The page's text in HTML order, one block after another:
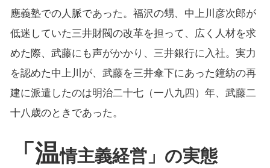
應義塾での人脈であった。福沢の甥、中上川彦次郎が
低迷していた三井財閥の改革を担って、広く人材を求
めた際、武藤にも声がかかり、三井銀行に入社。実力
を認めた中上川が、武藤を三井傘下にあった鐘紡の再
建に派遣したのは明治二十七（一八九四）年、武藤二
十八歳のときであった。
「温情主義経営」の実態